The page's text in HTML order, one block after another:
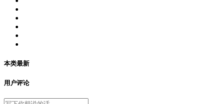
本类最新
用户评论